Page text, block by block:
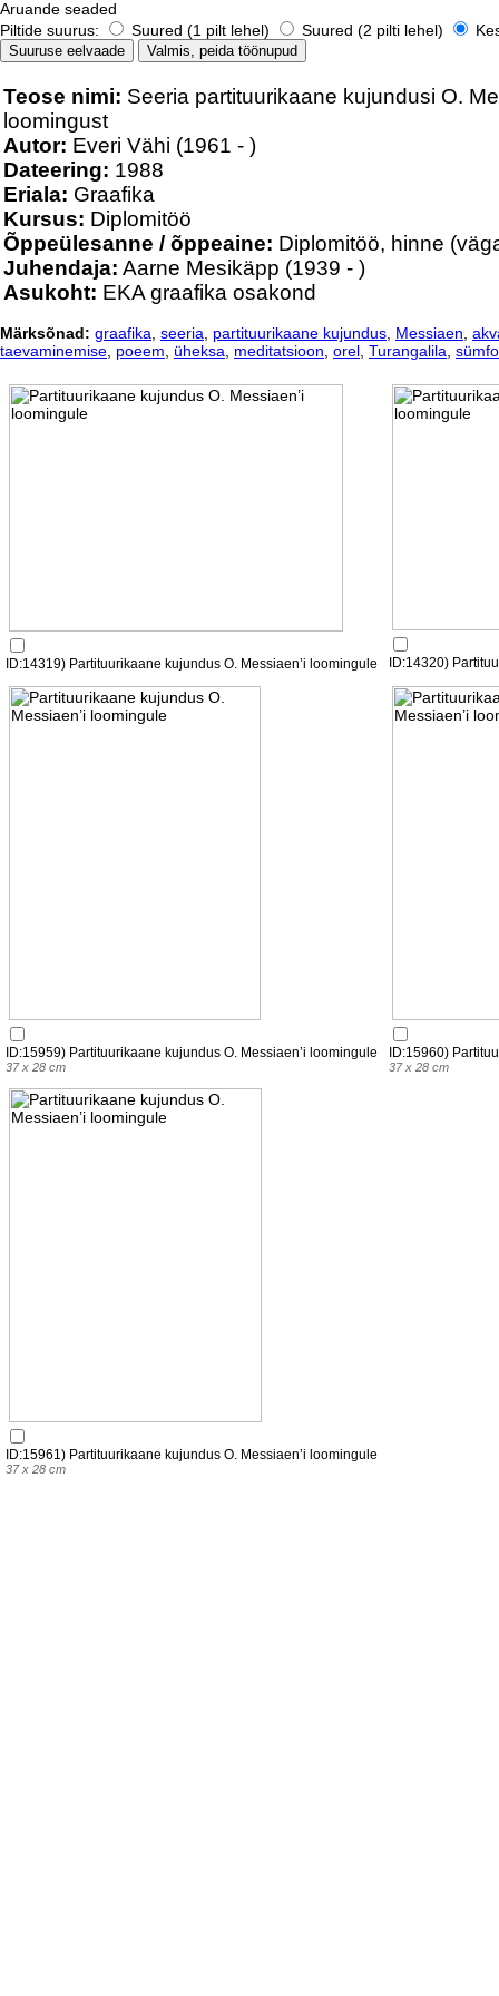
Aruande seaded
Piltide suurus:
Suured (1 pilt lehel) Suured (2 pilti lehel)
Teose nimi: Seeria partituurikaane kujundusi O.
loomingust
Autor: Everi Vähi (1961 - )
Dateering: 1988
Eriala: Graafika
Kursus: Diplomitöö
Õppeülesanne / õppeaine: Diplomitöö, hinne
Juhendaja: Aarne Mesikäpp (1939 - )
Asukoht: EKA graafika osakond
Märksõnad: graafika seeria partituurikaane kujundus Messiaen
taevaminemise poeem üheksa meditatsioon orel Turangalila
ID:14319) Partituurikaane kujundus O. Messiaen’i loomingule ID:14320)
ID:15959) Partituurikaane kujundus O. Messiaen’i loomingule
37 x 28 cm
ID:15960)
37 x 28 cm
ID:15961) Partituurikaane kujundus O. Messiaen’i loomingule
37 x 28 cm